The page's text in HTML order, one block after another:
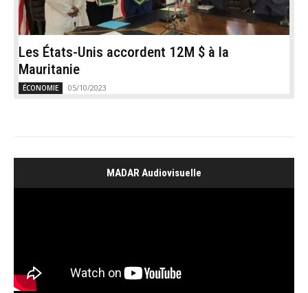
Les États-Unis accordent 12M $ à la
Mauritanie
ÉCONOMIE 05/10/2023
MADAR Audiovisuelle